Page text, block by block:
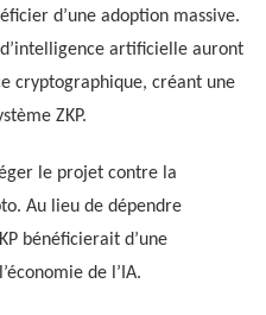
d’une adoption massive.
artificielle auront
cryptographique, créant une
ZKP.
le projet contre la
Au lieu de dépendre
bénéficierait d’une
de l’IA.